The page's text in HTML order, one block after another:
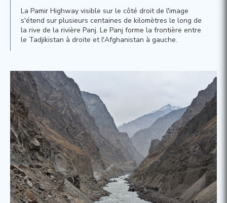
La Pamir Highway visible sur le côté droit de l'image
s'étend sur plusieurs centaines de kilomètres le long de
la rive de la rivière Panj. Le Panj forme la frontière entre
le Tadjikistan à droite et l'Afghanistan à gauche.